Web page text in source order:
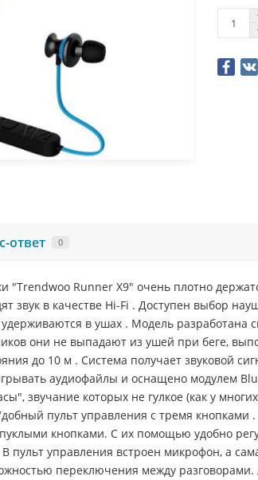
ответ 0
Runner X9" очень плотно
звук в качестве Hi-Fi . Доступен выбор
в ушах . Модель
они не выпадают из ушей при беге,
до 10 м . Система получает звуковой
аудиофайлы и оснащено модулем
звучание которых не гулкое (как у
пульт управления с тремя
кнопками. С их помощью удобно
пульт управления встроен микрофон, а
переключения между